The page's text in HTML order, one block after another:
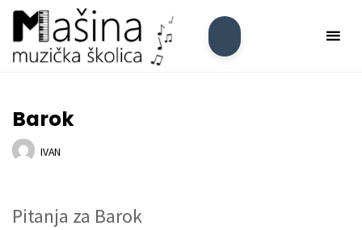
Skip
content
Mašina
Muzička
Barok
IVAN
Pitanja za Barok